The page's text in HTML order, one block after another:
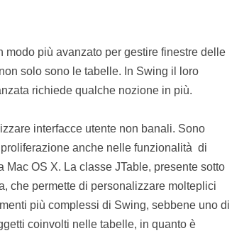
più avanzato per gestire finestre delle
solo sono le tabelle. In Swing il loro
richiede qualche nozione in più.
interfacce utente non banali. Sono
anche nelle funzionalità di
OS X. La classe JTable, presente sotto
che permette di personalizzare molteplici
più complessi di Swing, sebbene uno di
coinvolti nelle tabelle, in quanto è